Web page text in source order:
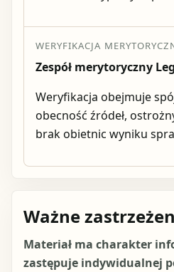
WERYFIKACJA
Zespół merytoryczny
Weryfikacja obejmuje
obecność źródeł,
brak obietnic wyniku
Ważne
Materiał ma charakter
zastępuje indywidualnej